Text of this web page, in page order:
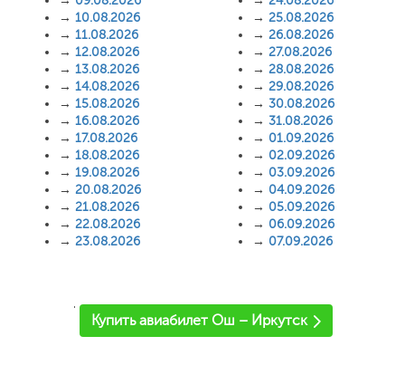
→ 10.08.2026
→ 11.08.2026
→ 12.08.2026
→ 13.08.2026
→ 14.08.2026
→ 15.08.2026
→ 16.08.2026
→ 17.08.2026
→ 18.08.2026
→ 19.08.2026
→ 20.08.2026
→ 21.08.2026
→ 22.08.2026
→ 23.08.2026
→ 25.08.2026
→ 26.08.2026
→ 27.08.2026
→ 28.08.2026
→ 29.08.2026
→ 30.08.2026
→ 31.08.2026
→ 01.09.2026
→ 02.09.2026
→ 03.09.2026
→ 04.09.2026
→ 05.09.2026
→ 06.09.2026
→ 07.09.2026
'
Купить авиабилет Ош – Иркутск